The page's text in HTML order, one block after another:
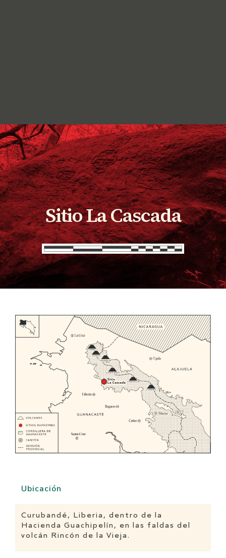
Sitio La Cascada
Ubicación
Curubandé, Liberia, dentro de la
Hacienda Guachipelín, en las faldas del
volcán Rincón de la Vieja.